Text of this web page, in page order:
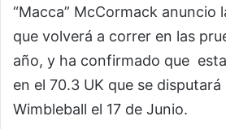
“Macca” McCormack anuncio
que volverá a correr en las
año, y ha confirmado que
en el 70.3 UK que se disputará
Wimbleball el 17 de Junio.